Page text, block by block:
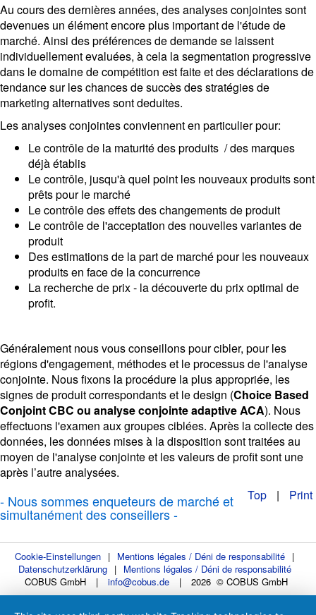
Au cours des dernières années, des analyses conjointes sont
devenues un élément encore plus important de l'étude de
marché. Ainsi des préférences de demande se laissent
individuellement evaluées, à cela la segmentation progressive
dans le domaine de compétition est faite et des déclarations de
tendance sur les chances de succès des stratégies de
marketing alternatives sont deduites.
Les analyses conjointes conviennent en particulier pour:
Le contrôle de la maturité des produits / des marques
déjà établis
Le contrôle, jusqu'à quel point les nouveaux produits sont
prêts pour le marché
Le contrôle des effets des changements de produit
Le contrôle de l'acceptation des nouvelles variantes de
produit
Des estimations de la part de marché pour les nouveaux
produits en face de la concurrence
La recherche de prix - la découverte du prix optimal de
profit.
Généralement nous vous conseillons pour cibler, pour les
régions d'engagement, méthodes et le processus de l'analyse
conjointe. Nous fixons la procédure la plus appropriée, les
signes de produit correspondants et le design (Choice Based
Conjoint CBC ou analyse conjointe adaptive ACA). Nous
effectuons l'examen aux groupes ciblées. Après la collecte des
données, les données mises à la disposition sont traitées au
moyen de l'analyse conjointe et les valeurs de profit sont une
après l’autre analysées.
Top
| Print
- Nous sommes enqueteurs de marché et
simultanément des conseillers -
Cookie-Einstellungen | Mentions légales / Déni de responsabilité |
Datenschutzerklärung
|
Mentions légales / Déni de responsabilité
COBUS GmbH
| info@cobus.de | 2026 © COBUS GmbH